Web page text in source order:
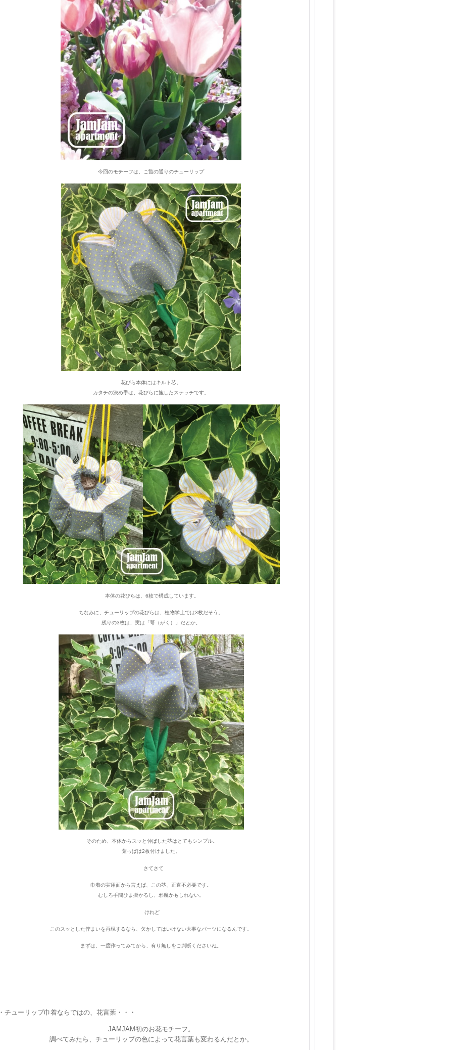
今回のモチーフは、ご覧の通りのチューリップ
花びら本体にはキルト芯。
カタチの決め手は、花びらに施したステッチです。
本体の花びらは、6枚で構成しています。
ちなみに、チューリップの花びらは、植物学上では3枚だそう。
残りの3枚は、実は「萼（がく） 」だとか。
そのため、本体からスッと伸ばした茎はとてもシンプル。
葉っぱは2枚付けました。
さてさて
巾着の実用面から言えば、この茎、正直不必要です。
むしろ手間ひま掛かるし、邪魔かもしれない。
けれど
このスッとした佇まいを再現するなら、欠かしてはいけない大事なパーツになるんです。
まずは、一度作ってみてから、有り無しをご判断くださいね。
・チューリップ巾着ならではの、花言葉・・・
JAMJAM初のお花モチーフ。
調べてみたら、チューリップの色によって花言葉も変わるんだとか。